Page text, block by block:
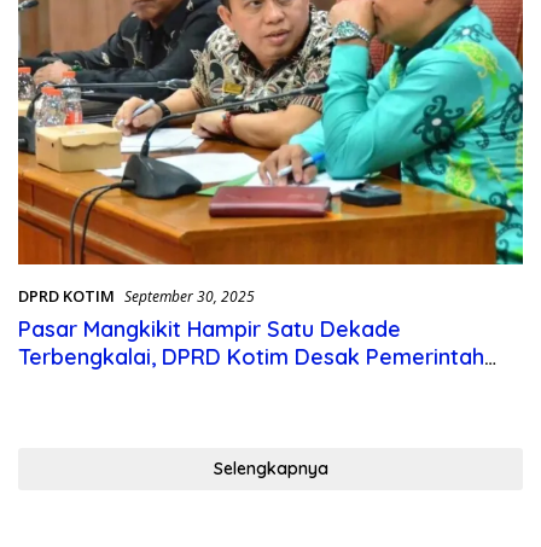
DPRD KOTIM September 30, 2025
Pasar Mangkikit Hampir Satu Dekade
Terbengkalai, DPRD Kotim Desak Pemerintah
Selengkapnya